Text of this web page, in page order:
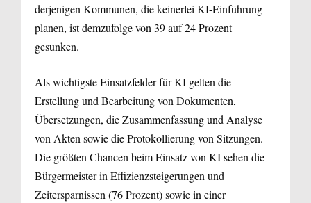
derjenigen Kommunen, die keinerlei KI-Einführung
planen, ist demzufolge von 39 auf 24 Prozent
gesunken.
Als wichtigste Einsatzfelder für KI gelten die
Erstellung und Bearbeitung von Dokumenten,
Übersetzungen, die Zusammenfassung und Analyse
von Akten sowie die Protokollierung von Sitzungen.
Die größten Chancen beim Einsatz von KI sehen die
Bürgermeister in Effizienzsteigerungen und
Zeitersparnissen (76 Prozent) sowie in einer